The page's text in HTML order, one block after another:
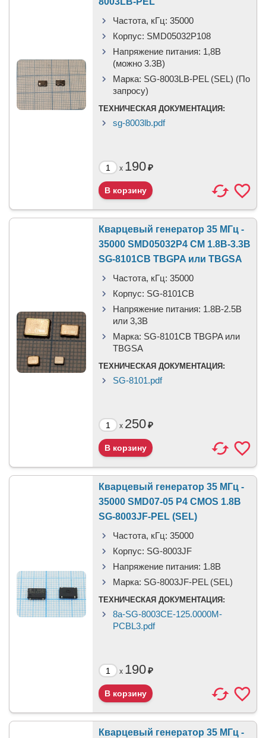
Частота, кГц: 35000
Корпус: SMD05032P108
Напряжение питания: 1,8В
(можно 3.3В)
Марка: SG-8003LB-PEL (SEL) (По
запросу)
ТЕХНИЧЕСКАЯ ДОКУМЕНТАЦИЯ:
sg-8003lb.pdf
x 190₽
Кварцевый генератор 35 МГц -
35000 SMD05032P4 CM 1.8В-3.3В
SG-8101CB TBGPA или TBGSA
Частота, кГц: 35000
Корпус: SG-8101CB
Напряжение питания: 1.8В-2.5B
или 3,3B
Марка: SG-8101CB TBGPA или
TBGSA
ТЕХНИЧЕСКАЯ ДОКУМЕНТАЦИЯ:
SG-8101.pdf
x 250₽
Кварцевый генератор 35 МГц -
35000 SMD07-05 P4 CMOS 1.8В
SG-8003JF-PEL (SEL)
Частота, кГц: 35000
Корпус: SG-8003JF
Напряжение питания: 1.8В
Марка: SG-8003JF-PEL (SEL)
ТЕХНИЧЕСКАЯ ДОКУМЕНТАЦИЯ:
8a-SG-8003CE-125.0000M-
PCBL3.pdf
x 190₽
Кварцевый генератор 35 МГц -